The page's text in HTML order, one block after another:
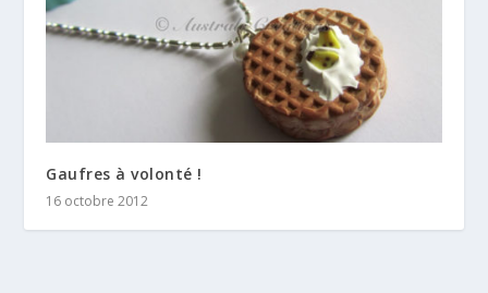
Gaufres à volonté !
16 octobre 2012